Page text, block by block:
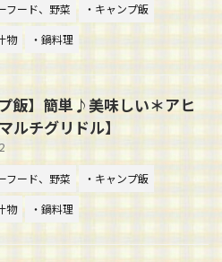
フード、野菜
・キャンプ飯
物
・鍋料理
プ飯】簡単♪美味しい＊アヒ
ルチグリドル】
フード、野菜
・キャンプ飯
物
・鍋料理